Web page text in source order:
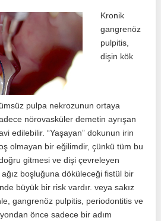
Kronik
gangrenöz
pulpitis,
dişin kök
pulpa nekrozunun ortaya
nörovasküler demetin ayrışan
edilebilir. “Yaşayan” dokunun irin
olmayan bir eğilimdir, çünkü tüm bu
gitmesi ve dişi çevreleyen
boşluğuna döküleceği fistül bir
büyük bir risk vardır. veya sakız
gangrenöz pulpitis, periodontitis ve
önce sadece bir adım